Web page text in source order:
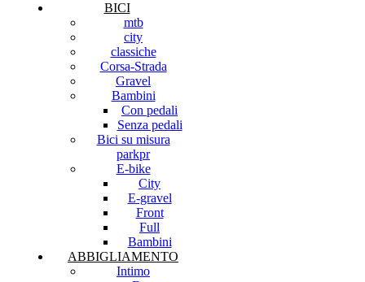
BICI
mtb
city
classiche
Corsa-Strada
Gravel
Bambini
Con pedali
Senza pedali
Bici su misura
parkpr
E-bike
City
E-gravel
Front
Full
Bambini
ABBIGLIAMENTO
Intimo